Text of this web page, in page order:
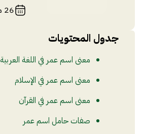
26 مارس 2023
جدول المحتويات
معنى اسم عمر في اللغة العربية
معنى اسم عمر في الإسلام
معنى اسم عمر في القرآن
صفات حامل اسم عمر